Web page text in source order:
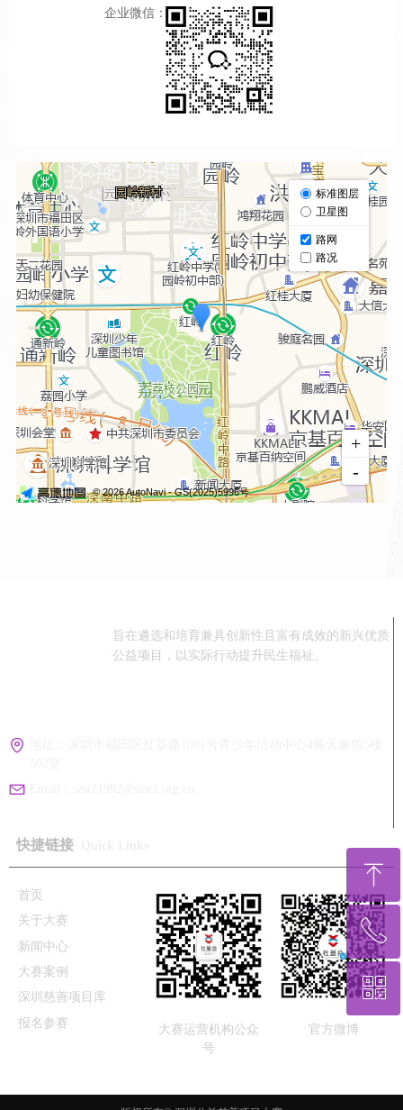
企业微信：
旨在遴选和培育兼具创新性且富有成效的新兴优质
公益项目，以实际行动提升民生福祉。
快捷链接
首页
关于大赛
新闻中心
大赛案例
深圳慈善项目库
报名参赛
大赛运营机构公众
号
官方微博
ꁸ
回到顶部
ꂅ
0755-25590786
ꀥ